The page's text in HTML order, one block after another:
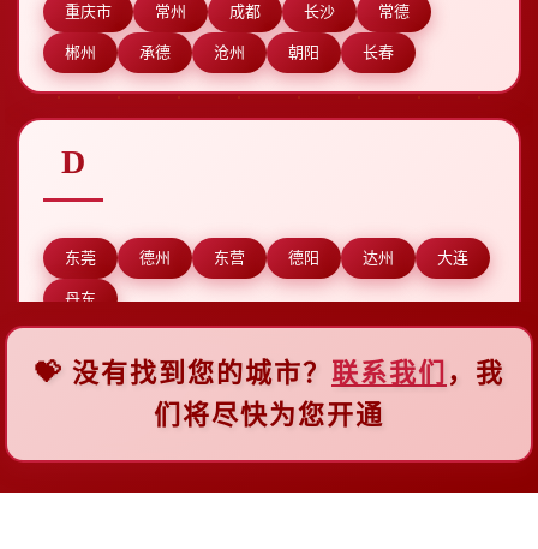
重庆市 常州 成都 长沙 常德
郴州 承德 沧州 朝阳 长春
D
东莞 德州 东营 德阳 达州 大连
丹东
💝 没有找到您的城市？ 联系我们 ，我
们将尽快为您开通